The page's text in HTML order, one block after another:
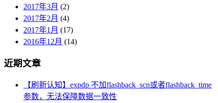
2017年3月 (2)
2017年2月 (4)
2017年1月 (17)
2016年12月 (14)
近期文章
【刷新认知】expdp 不加flashback_scn或者flashback_time
参数，无法保障数据一致性